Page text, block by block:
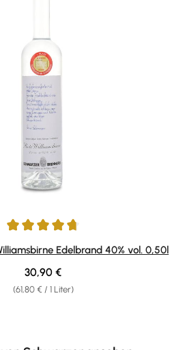
von 4.85 von 5 Sternen
Edelbrand 40% vol. 0,50l
(61,80 € / 1 Liter)
Regulärer Preis:
30,90 €